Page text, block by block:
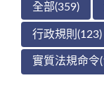
全部(359)
行政規則(123)
實質法規命令